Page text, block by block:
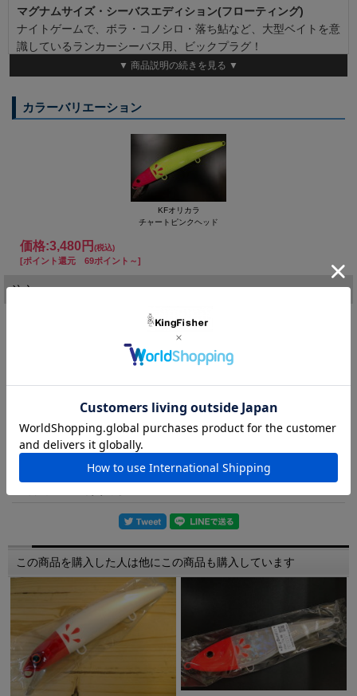
マグナムサイズ・シーバスエディション(フローティング)
ナイトゲームで、ボラ・コノシロ・落ち鮎など、大型ベイトを意
識しているランカーシーバス用、ビックプラグ！
大きな波動でリアクションバイトを誘発する、ウォブンローリン
◆Type ：フローティング ◆Size ： 200mm ◆Weight ： 86g
▼ 商品説明の続きを見る ▼
カラーバリエーション
KFオリカラ
チャートピンクヘッド
価格:3,480円 (税込)
[ポイント還元 69ポイント～]
注文
この商品を購入した人は他にこの商品も購入しています